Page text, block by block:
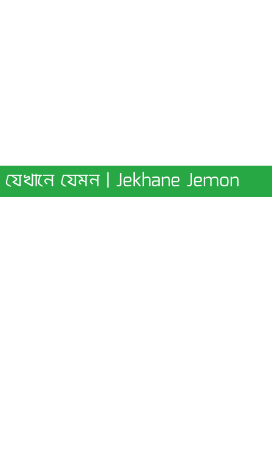
যেখানে যেমন | Jekhane Jemon